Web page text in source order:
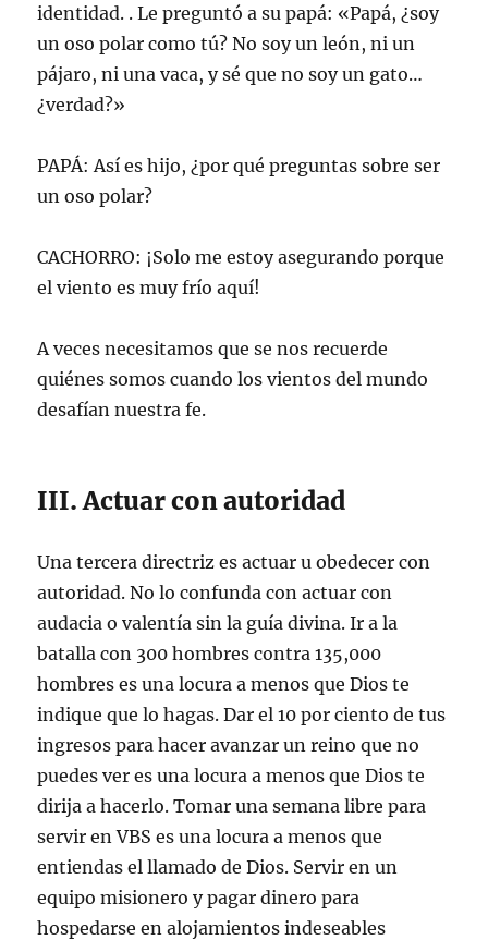
identidad. . Le preguntó a su papá: «Papá, ¿soy
un oso polar como tú? No soy un león, ni un
pájaro, ni una vaca, y sé que no soy un gato…
¿verdad?»
PAPÁ: Así es hijo, ¿por qué preguntas sobre ser
un oso polar?
CACHORRO: ¡Solo me estoy asegurando porque
el viento es muy frío aquí!
A veces necesitamos que se nos recuerde
quiénes somos cuando los vientos del mundo
desafían nuestra fe.
III. Actuar con autoridad
Una tercera directriz es actuar u obedecer con
autoridad. No lo confunda con actuar con
audacia o valentía sin la guía divina. Ir a la
batalla con 300 hombres contra 135,000
hombres es una locura a menos que Dios te
indique que lo hagas. Dar el 10 por ciento de tus
ingresos para hacer avanzar un reino que no
puedes ver es una locura a menos que Dios te
dirija a hacerlo. Tomar una semana libre para
servir en VBS es una locura a menos que
entiendas el llamado de Dios. Servir en un
equipo misionero y pagar dinero para
hospedarse en alojamientos indeseables